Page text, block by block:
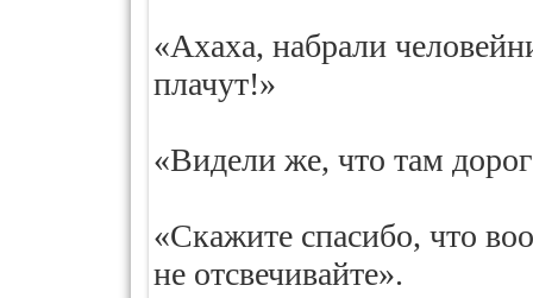
«Ахаха, набрали
плачут!»
«Видели же, что там
«Скажите спасибо, что
не отсвечивайте».